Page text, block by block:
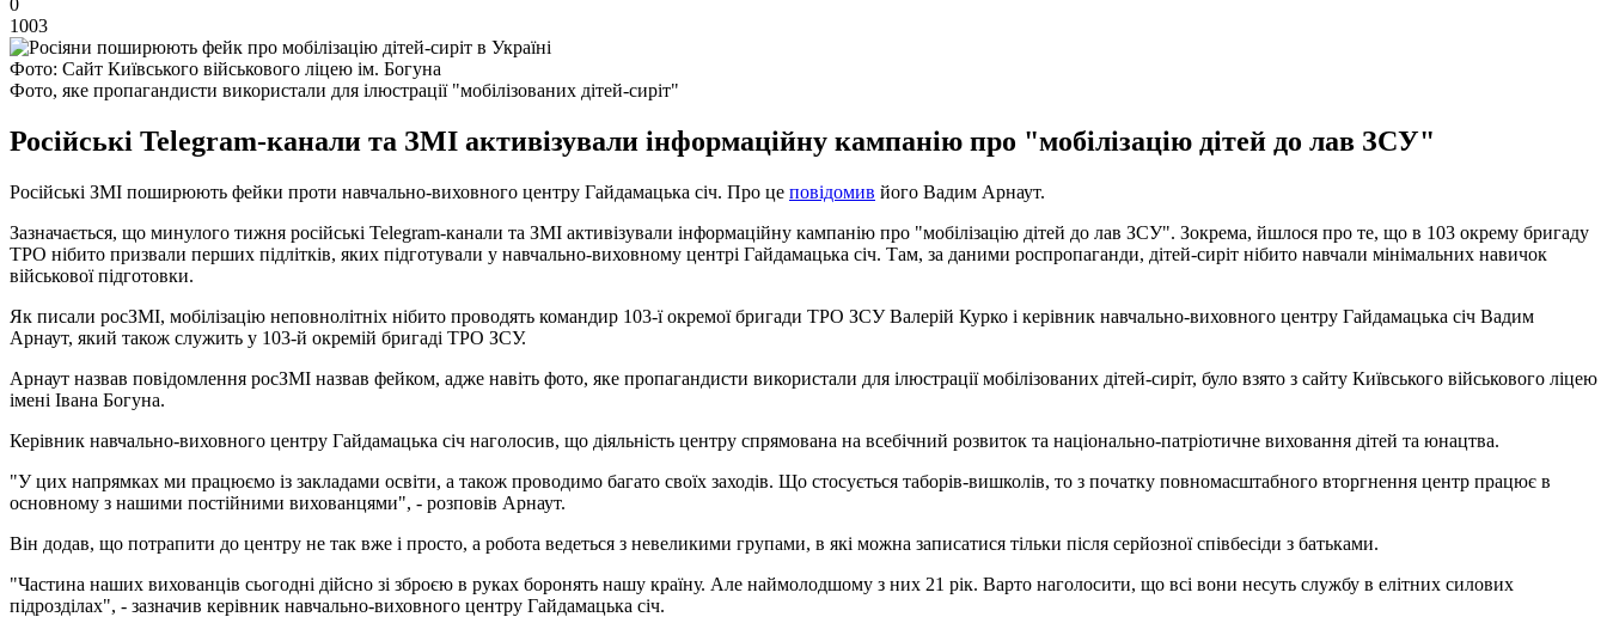
1003
Фото: Сайт Київського військового ліцею ім. Богуна
Фото, яке пропагандисти використали для ілюстрації "мобілізованих дітей-сиріт"
Російські Telegram-канали та ЗМІ активізували інформаційну кампанію про "мобілізацію дітей до лав ЗСУ"
Російські ЗМІ поширюють фейки проти навчально-виховного центру Гайдамацька січ. Про це повідомив його Вадим Арнаут.
Зазначається, що минулого тижня російські Telegram-канали та ЗМІ активізували інформаційну кампанію про "мобілізацію дітей до лав ЗСУ". Зокрема, йшлося про те, що в 103 окрему бригаду
ТРО нібито призвали перших підлітків, яких підготували у навчально-виховному центрі Гайдамацька січ. Там, за даними роспропаганди, дітей-сиріт нібито навчали мінімальних навичок
військової підготовки.
Як писали росЗМІ, мобілізацію неповнолітніх нібито проводять командир 103-ї окремої бригади ТРО ЗСУ Валерій Курко і керівник навчально-виховного центру Гайдамацька січ Вадим
Арнаут, який також служить у 103-й окремій бригаді ТРО ЗСУ.
Арнаут назвав повідомлення росЗМІ назвав фейком, адже навіть фото, яке пропагандисти використали для ілюстрації мобілізованих дітей-сиріт, було взято з сайту Київського військового ліцею
імені Івана Богуна.
Керівник навчально-виховного центру Гайдамацька січ наголосив, що діяльність центру спрямована на всебічний розвиток та національно-патріотичне виховання дітей та юнацтва.
"У цих напрямках ми працюємо із закладами освіти, а також проводимо багато своїх заходів. Що стосується таборів-вишколів, то з початку повномасштабного вторгнення центр працює в
основному з нашими постійними вихованцями", - розповів Арнаут.
Він додав, що потрапити до центру не так вже і просто, а робота ведеться з невеликими групами, в які можна записатися тільки після серйозної співбесіди з батьками.
"Частина наших вихованців сьогодні дійсно зі зброєю в руках боронять нашу країну. Але наймолодшому з них 21 рік. Варто наголосити, що всі вони несуть службу в елітних силових
підрозділах", - зазначив керівник навчально-виховного центру Гайдамацька січ.